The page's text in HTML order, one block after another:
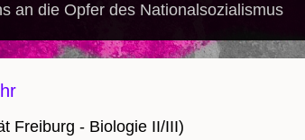
an die Opfer des Nationalsozialismus
Freiburg - Biologie II/III)